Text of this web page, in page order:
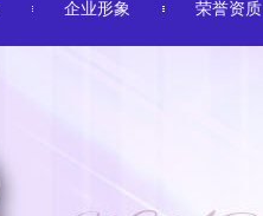
企业形象 荣誉资质